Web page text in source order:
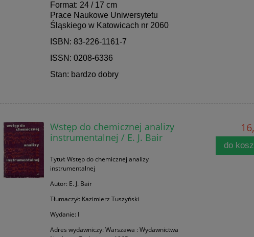
Format: 24 / 17 cm
Prace Naukowe Uniwersytetu
Śląskiego w Katowicach nr 2060
ISBN: 83-226-1161-7
ISSN: 0208-6336
Stan: bardzo dobry
Wstęp do chemicznej analizy
instrumentalnej / E. J. Bair
Tytuł: Wstęp do chemicznej analizy
instrumentalnej
Autor: E. J. Bair
Tłumaczył: Kazimierz Tuszyński
Wydanie: I
Adres wydawniczy: Warszawa : Wydawnictwa
do